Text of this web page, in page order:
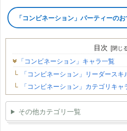
「コンビネーション」パーティーの
目次
「コンビネーション」キャラ一覧
「コンビネーション」リーダースキ
「コンビネーション」カテゴリキャ
その他カテゴリ一覧